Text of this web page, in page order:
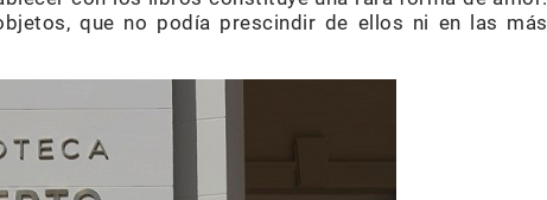
que no podía prescindir de ellos ni en las más